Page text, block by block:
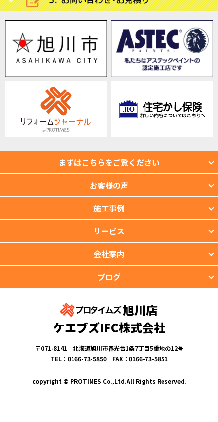
まずはこちらをご覧ください
お客様の声
施工事例
サービス
会社案内
ブログ
旭川店
ケエブズIFC株式会社
〒071-8141 北海道旭川市春光台1条7丁目5番地の12号
TEL：0166-73-5850 FAX：0166-73-5851
copyright © PROTIMES Co.,Ltd.All Rights Reserved.